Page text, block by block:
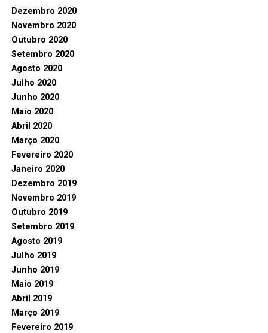
Dezembro 2020
Novembro 2020
Outubro 2020
Setembro 2020
Agosto 2020
Julho 2020
Junho 2020
Maio 2020
Abril 2020
Março 2020
Fevereiro 2020
Janeiro 2020
Dezembro 2019
Novembro 2019
Outubro 2019
Setembro 2019
Agosto 2019
Julho 2019
Junho 2019
Maio 2019
Abril 2019
Março 2019
Fevereiro 2019